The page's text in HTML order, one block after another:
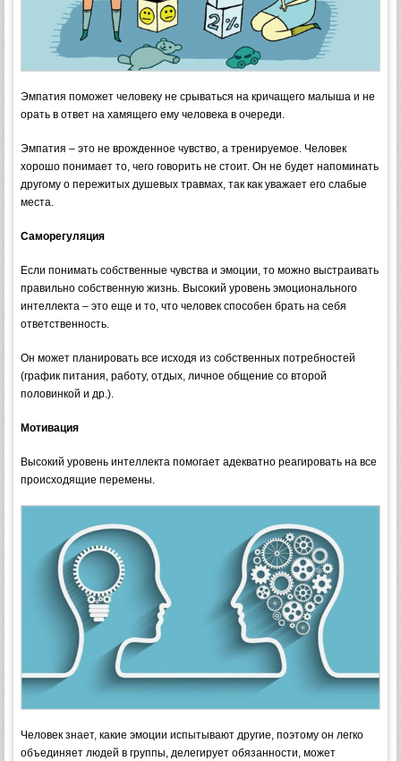
Эмпатия поможет человеку не срываться на кричащего малыша и не
орать в ответ на хамящего ему человека в очереди.
Эмпатия – это не врожденное чувство, а тренируемое. Человек
хорошо понимает то, чего говорить не стоит. Он не будет напоминать
другому о пережитых душевых травмах, так как уважает его слабые
места.
Саморегуляция
Если понимать собственные чувства и эмоции, то можно выстраивать
правильно собственную жизнь. Высокий уровень эмоционального
интеллекта – это еще и то, что человек способен брать на себя
ответственность.
Он может планировать все исходя из собственных потребностей
(график питания, работу, отдых, личное общение со второй
половинкой и др.).
Мотивация
Высокий уровень интеллекта помогает адекватно реагировать на все
происходящие перемены.
Человек знает, какие эмоции испытывают другие, поэтому он легко
объединяет людей в группы, делегирует обязанности, может